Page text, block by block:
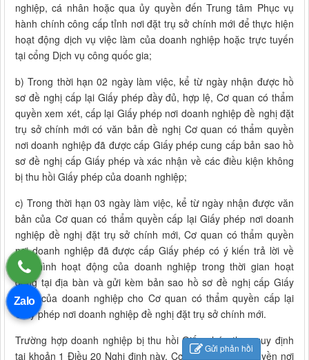
nghiệp, cá nhân hoặc qua ủy quyền đến Trung tâm Phục vụ
hành chính công cấp tỉnh nơi đặt trụ sở chính mới để thực hiện
hoạt động dịch vụ việc làm của doanh nghiệp hoặc trực tuyến
tại cổng Dịch vụ công quốc gia;
b) Trong thời hạn 02 ngày làm việc, kể từ ngày nhận được hồ
sơ đề nghị cấp lại Giấy phép đầy đủ, hợp lệ, Cơ quan có thẩm
quyền xem xét, cấp lại Giấy phép nơi doanh nghiệp đề nghị đặt
trụ sở chính mới có văn bản đề nghị Cơ quan có thẩm quyền
nơi doanh nghiệp đã được cấp Giấy phép cung cấp bản sao hồ
sơ đề nghị cấp Giấy phép và xác nhận về các điều kiện không
bị thu hồi Giấy phép của doanh nghiệp;
c) Trong thời hạn 03 ngày làm việc, kể từ ngày nhận được văn
bản của Cơ quan có thẩm quyền cấp lại Giấy phép nơi doanh
nghiệp đề nghị đặt trụ sở chính mới, Cơ quan có thẩm quyền
nơi doanh nghiệp đã được cấp Giấy phép có ý kiến trả lời về
tình hình hoạt động của doanh nghiệp trong thời gian hoạt
động tại địa bàn và gửi kèm bản sao hồ sơ đề nghị cấp Giấy
phép của doanh nghiệp cho Cơ quan có thẩm quyền cấp lại
Giấy phép nơi doanh nghiệp đề nghị đặt trụ sở chính mới.
Trường hợp doanh nghiệp bị thu hồi Giấy phép theo quy định
tại khoản 1 Điều 20 Nghị định này, Cơ quan có thẩm quyền nơi
Gửi phản hồi
Zalo